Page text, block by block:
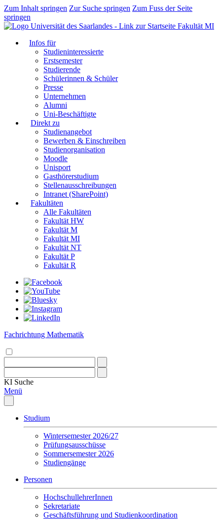
Zum Inhalt springen Zur Suche springen Zum Fuss der Seite
springen
Fakultät MI
Infos für
Studieninteressierte
Erstsemester
Studierende
Schülerinnen & Schüler
Presse
Unternehmen
Alumni
Uni-Beschäftigte
Direkt zu
Studienangebot
Bewerben & Einschreiben
Studienorganisation
Moodle
Unisport
Gasthörerstudium
Stellenausschreibungen
Intranet (SharePoint)
Fakultäten
Alle Fakultäten
Fakultät HW
Fakultät M
Fakultät MI
Fakultät NT
Fakultät P
Fakultät R
Fachrichtung Mathematik
KI Suche
Menü
Studium
Wintersemester 2026/27
Prüfungsausschüsse
Sommersemester 2026
Studiengänge
Personen
HochschullehrerInnen
Sekretariate
Geschäftsführung und Studienkoordination